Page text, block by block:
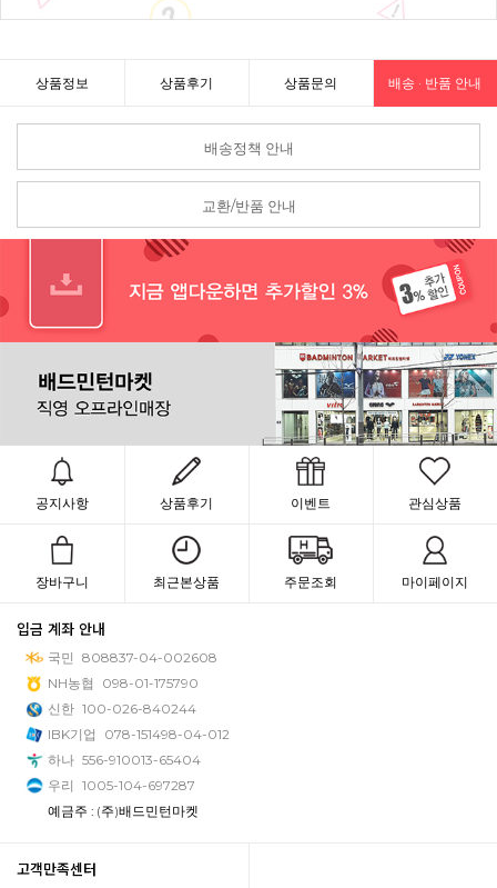
상품정보 상품후기 상품문의 배송 · 반품 안내
배송정책 안내
교환/반품 안내
공지사항 상품후기 이벤트 관심상품
장바구니 최근본상품 주문조회 마이페이지
입금 계좌 안내
국민 808837-04-002608
NH농협
098-01-175790
신한 100-026-840244
IBK기업
078-151498-04-012
하나 556-910013-65404
우리 1005-104-697287
예금주 : (주)배드민턴마켓
고객만족센터